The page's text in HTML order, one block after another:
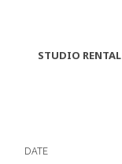
STUDIO RENTAL
DATE